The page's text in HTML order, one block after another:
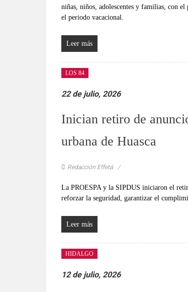
niñas, niños, adolescentes y familias, con
el periodo vacacional.
Leer más
LOS 84
22 de julio, 2026
Inician retiro de
urbana de Huasca
Redacción Effetá
La PROESPA y la SIPDUS iniciaron el
reforzar la seguridad, garantizar el
Leer más
HIDALGO
12 de julio, 2026